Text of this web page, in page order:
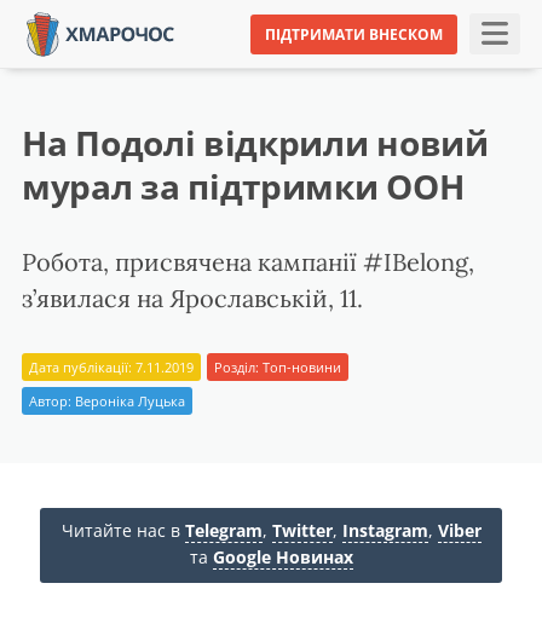
ПІДТРИМАТИ ВНЕСКОМ
На Подолі відкрили новий
мурал за підтримки ООН
Робота, присвячена кампанії #IBelong,
з’явилася на Ярославській, 11.
Дата публікації: 7.11.2019 Розділ: Топ-новини
Автор: Вероніка Луцька
Читайте нас в Telegram, Twitter, Instagram, Viber
та Google Новинах